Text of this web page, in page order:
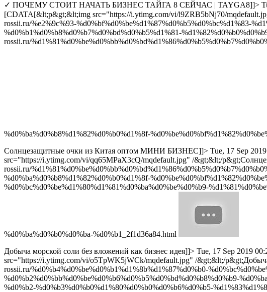
✓ ПОЧЕМУ СТОИТ НАЧАТЬ БИЗНЕС ТАЙГА 8 СЕЙЧАС | TAYGA8]]>
[CDATA[&lt;p&gt;&lt;img src="https://i.ytimg.com/vi/l9ZRB5bNj70/
rossii.ru/%e2%9c%93-%d0%bf%d0%be%d1%87%d0%b5%d0%bc%d1%83-
%d0%b1%d0%b8%d0%b7%d0%bd%d0%b5%d1%81-
rossii.ru/
%d0%ba%d0%b8%d1%82%d0%b0%d1%8f-
Солнцезащитные очки из Китая оптом МИНИ БИЗНЕС]]> Tue, 17 Sep
src="https://i.ytimg.com/vi/qq65MPaX3cQ/mqdefault.jpg" /&gt;&lt;/
rossii.ru/
%d0%ba%d0%b8%d1%82%d0%b0%d1%8f-
%d0%bc%d0%be%d1%80%d1%81%d0%ba%d0%be%d0%b9-
%d0%ba%d0%b0%d0%ba-%d0%b1_2f1d36a84.html
Добыча морской соли без вложений как бизнес идея]]> Tue, 17 Sep 2019
src="https://i.ytimg.com/vi/o5TpWK5jWCk/mqdefault.jpg" /&gt;&lt;/
rossii.ru/%d0%b4%d0%be%d0%b1%d1%8b%d1%87%d0%b0-
%d0%b2%d0%bb%d0%be%d0%b6%d0%b5%d0%bd%d0%b8%d0%b9-
%d0%b2-%d0%b3%d0%b0%d1%80%d0%b0%d0%b6%d0%b5-